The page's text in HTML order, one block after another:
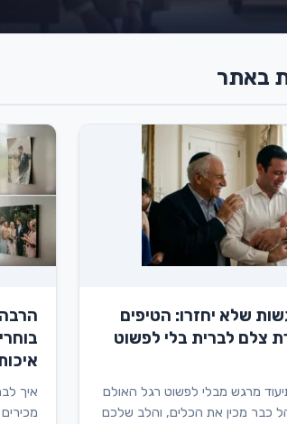
באתר
שלא יחזרו: הטיפים
צלם לברית בלי לפשוט
מרגש מבלי לפשוט רגל האולם
כבר מכין את הכלים, והלב שלכם
איך